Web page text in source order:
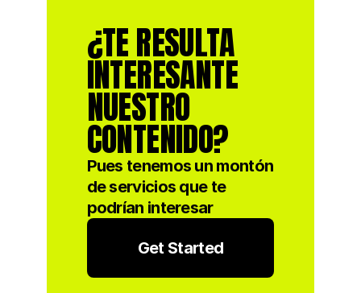
¿TE RESULTA
INTERESANTE
NUESTRO
CONTENIDO?
Pues tenemos un montón
de servicios que te
podrían interesar
Get Started